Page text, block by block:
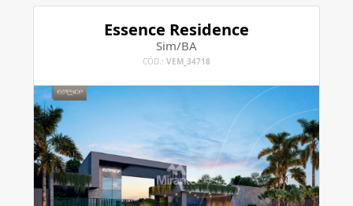
Essence Residence
Sim/BA
CÓD.: VEM_34718